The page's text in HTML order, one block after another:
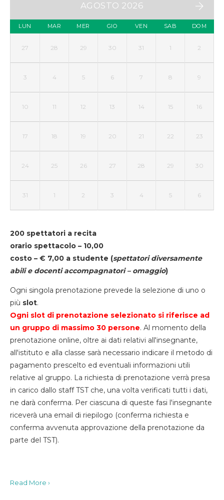
AGOSTO 2026
LUN MAR MER GIO VEN SAB DOM
27 28 29 30 31 1 2
3 4 5 6 7 8 9
10 11 12 13 14 15 16
17 18 19 20 21 22 23
24 25 26 27 28 29 30
31 1 2 3 4 5 6
200 spettatori a recita
orario spettacolo – 10,00
costo – € 7,00 a studente (spettatori diversamente
abili e docenti accompagnatori – omaggio)
Ogni singola prenotazione prevede la selezione di uno o
più slot.
Ogni slot di prenotazione selezionato si riferisce ad
un gruppo di massimo 30 persone. Al momento della
prenotazione online, oltre ai dati relativi all'insegnante,
all'istituto e alla classe sarà necessario indicare il metodo di
pagamento prescelto ed eventuali informazioni utili
relative al gruppo. La richiesta di prenotazione verrà presa
in carico dallo staff TST che, una volta verificati tutti i dati,
ne darà conferma. Per ciascuna di queste fasi l'insegnante
riceverà una email di riepilogo (conferma richiesta e
conferma avvenuta approvazione della prenotazione da
parte del TST).
Read More ›